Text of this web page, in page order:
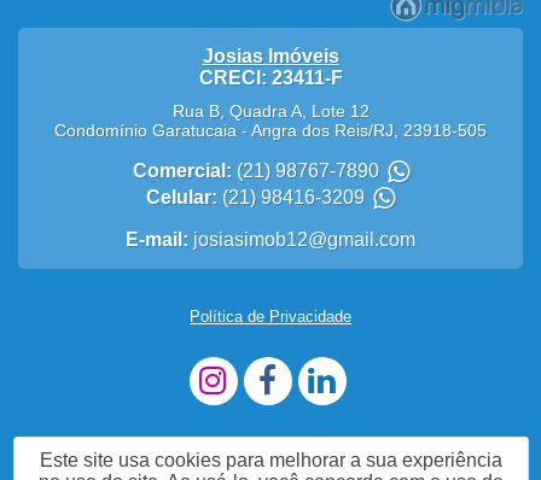
Josias Imóveis
CRECI: 23411-F
Rua B, Quadra A, Lote 12
Condomínio Garatucaia -Angra dos Reis/RJ 23918-505
Comercial: (21) 98767-7890
Celular: (21) 98416-3209
E-mail: josiasimob12@gmail.com
Política de Privacidade
Este site usa cookies para melhorar a sua experiência